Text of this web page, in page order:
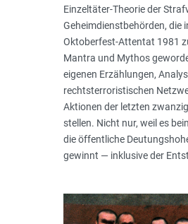
Einzeltäter-Theorie der
Geheimdienstbehörden, die
Oktoberfest-Attentat 1981
Mantra und Mythos
eigenen Erzählungen,
rechtsterroristischen
Aktionen der letzten
stellen. Nicht nur, weil es
die öffentliche
gewinnt — inklusive der